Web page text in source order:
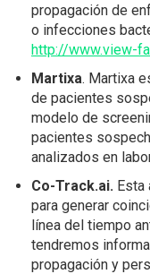
propagación de
o infecciones
http://www.view-
Martixa. Martixa
de pacientes
modelo de
pacientes
analizados en
Co-Track.ai. Esta
para generar
línea del tiempo
tendremos
propagación y